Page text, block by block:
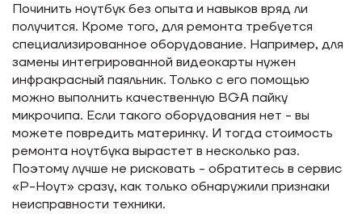
Починить ноутбук без опыта и навыков вряд ли
получится. Кроме того, для ремонта требуется
специализированное оборудование. Например, для
замены интегрированной видеокарты нужен
инфракрасный паяльник. Только с его помощью
можно выполнить качественную BGA пайку
микрочипа. Если такого оборудования нет - вы
можете повредить материнку. И тогда стоимость
ремонта ноутбука вырастет в несколько раз.
Поэтому лучше не рисковать - обратитесь в сервис
«Р-Ноут» сразу, как только обнаружили признаки
неисправности техники.